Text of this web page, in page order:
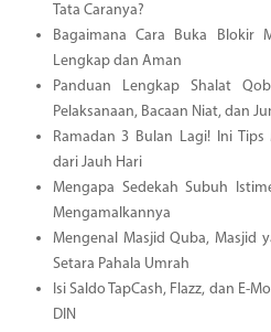
Tata Caranya?
Bagaimana Cara Buka Blokir
Lengkap dan Aman
Panduan Lengkap Shalat
Pelaksanaan, Bacaan Niat, dan
Ramadan 3 Bulan Lagi! Ini
dari Jauh Hari
Mengapa Sedekah Subuh
Mengamalkannya
Mengenal Masjid Quba, Masjid
Setara Pahala Umrah
Isi Saldo TapCash, Flazz, dan E-
DIN